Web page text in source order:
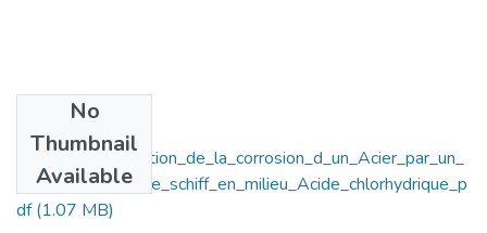
No
Thumbnail
Available
Etude_de_l_inhibition_de_la_corrosion_d_un_Acier_par_un_
composE_base_de_schiff_en_milieu_Acide_chlorhydrique_p
df(1.07 MB)